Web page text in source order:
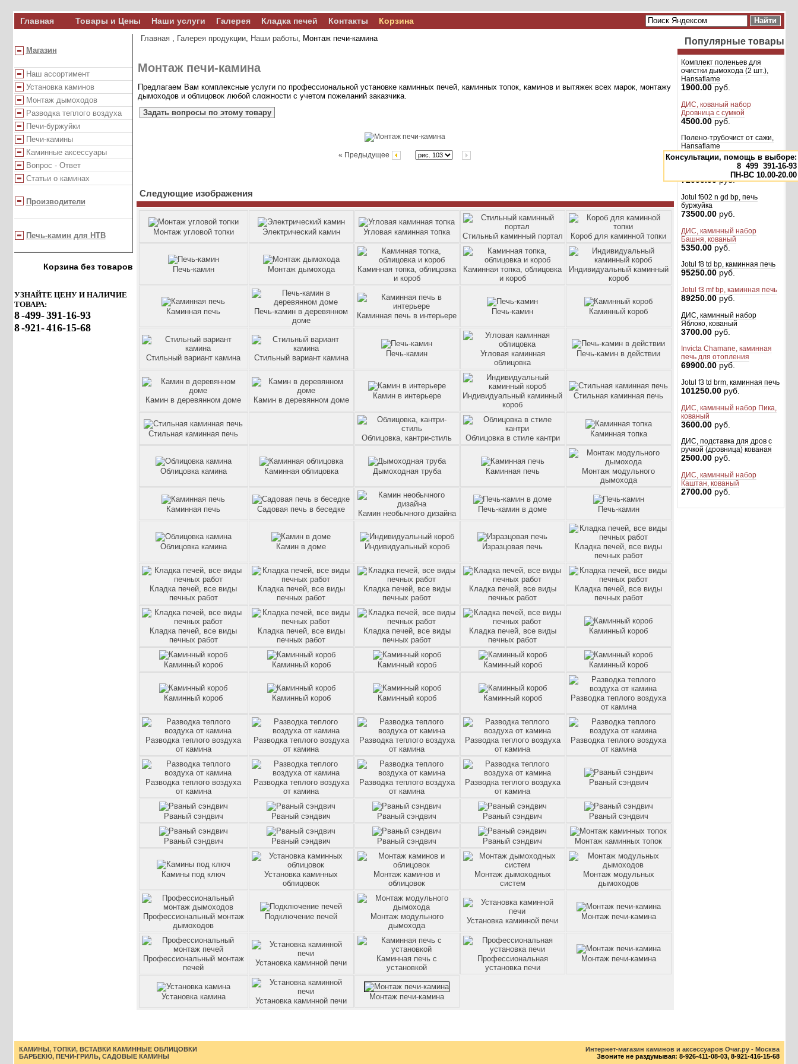
Главная Товары и Цены Наши услуги Галерея Кладка печей Контакты Корзина
Магазин
Наш ассортимент
Установка каминов
Монтаж дымоходов
Разводка теплого воздуха
Печи-буржуйки
Печи-камины
Каминные аксессуары
Вопрос - Ответ
Статьи о каминах
Производители
Печь-камин для НТВ
Корзина без товаров
Консультации, помощь в выборе:
8 499 391-16-93
ПН-ВС 10.00-20.00
УЗНАЙТЕ ЦЕНУ И НАЛИЧИЕ
ТОВАРА:
8-499-391-16-93
8-921-416-15-68
Главная, Галерея продукции, Наши работы, Монтаж печи-камина
Монтаж печи-камина
Предлагаем Вам комплексные услуги по профессиональной установке каминных печей, каминных топок, каминов и вытяжек всех марок, монтажу
дымоходов и облицовок любой сложности с учетом пожеланий заказчика.
Задать вопросы по этому товару
« Предыдущее
Следующие изображения
Монтаж угловой топки Электрический камин Угловая каминная топка Стильный каминный портал Короб для каминной топки
Печь-камин Монтаж дымохода
Каминная топка, облицовка
и короб
Каминная топка, облицовка
и короб
Индивидуальный каминный
короб
Каминная печь
Печь-камин в деревянном
доме
Каминная печь в интерьере Печь-камин Каминный короб
Стильный вариант камина Стильный вариант камина Печь-камин
Угловая каминная
облицовка
Печь-камин в действии
Камин в деревянном доме Камин в деревянном доме Камин в интерьере
Индивидуальный каминный
короб
Стильная каминная печь
Стильная каминная печь Облицовка, кантри-стиль Облицовка в стиле кантри Каминная топка
Облицовка камина Каминная облицовка Дымоходная труба Каминная печь
Монтаж модульного
дымохода
Каминная печь Садовая печь в беседке Камин необычного дизайна Печь-камин в доме Печь-камин
Облицовка камина Камин в доме Индивидуальный короб Изразцовая печь
Кладка печей, все виды
печных работ
Кладка печей, все виды
печных работ
Кладка печей, все виды
печных работ
Кладка печей, все виды
печных работ
Кладка печей, все виды
печных работ
Кладка печей, все виды
печных работ
Кладка печей, все виды
печных работ
Кладка печей, все виды
печных работ
Кладка печей, все виды
печных работ
Кладка печей, все виды
печных работ
Каминный короб
Каминный короб Каминный короб Каминный короб Каминный короб Каминный короб
Каминный короб Каминный короб Каминный короб Каминный короб
Разводка теплого воздуха
от камина
Разводка теплого воздуха
от камина
Разводка теплого воздуха
от камина
Разводка теплого воздуха
от камина
Разводка теплого воздуха
от камина
Разводка теплого воздуха
от камина
Разводка теплого воздуха
от камина
Разводка теплого воздуха
от камина
Разводка теплого воздуха
от камина
Разводка теплого воздуха
от камина
Рваный сэндвич
Рваный сэндвич Рваный сэндвич Рваный сэндвич Рваный сэндвич Рваный сэндвич
Рваный сэндвич Рваный сэндвич Рваный сэндвич Рваный сэндвич Монтаж каминных топок
Камины под ключ
Установка каминных
облицовок
Монтаж каминов и
облицовок
Монтаж дымоходных
систем
Монтаж модульных
дымоходов
Профессиональный монтаж
дымоходов
Подключение печей
Монтаж модульного
дымохода
Установка каминной печи Монтаж печи-камина
Профессиональный монтаж
печей
Установка каминной печи
Каминная печь с
установкой
Профессиональная
установка печи
Монтаж печи-камина
Установка камина Установка каминной печи Монтаж печи-камина
Популярные товары
Комплект поленьев для
очистки дымохода (2 шт.),
Hansaflame
1900.00руб.
ДИС, кованый набор
Дровница с сумкой
4500.00руб.
Полено-трубочист от сажи,
Hansaflame
1000.00руб.
Jotul f3 td bp, каминная печь
72000.00руб.
Jotul f602 n gd bp, печь
буржуйка
73500.00руб.
ДИС, каминный набор
Башня, кованый
5350.00руб.
Jotul f8 td bp, каминная печь
95250.00руб.
Jotul f3 mf bp, каминная печь
89250.00руб.
ДИС, каминный набор
Яблоко, кованый
3700.00руб.
Invicta Chamane, каминная
печь для отопления
69900.00руб.
Jotul f3 td brm, каминная печь
101250.00руб.
ДИС, каминный набор Пика,
кованый
3600.00руб.
ДИС, подставка для дров с
ручкой (дровница) кованая
2500.00руб.
ДИС, каминный набор
Каштан, кованый
2700.00руб.
КАМИНЫ, ТОПКИ, ВСТАВКИ КАМИННЫЕ ОБЛИЦОВКИ
БАРБЕКЮ, ПЕЧИ-ГРИЛЬ, САДОВЫЕ КАМИНЫ
Интернет-магазин каминов и аксессуаров Oчаг.ру - Москва
Звоните не раздумывая: 8-926-411-08-03, 8-921-416-15-68